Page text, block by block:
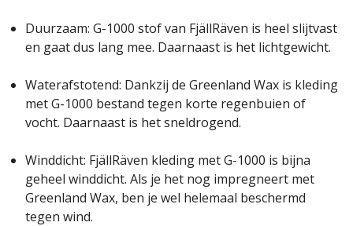
Duurzaam: G-1000 stof van FjällRäven is heel slijtvast
en gaat dus lang mee. Daarnaast is het lichtgewicht.
Waterafstotend: Dankzij de Greenland Wax is kleding
met G-1000 bestand tegen korte regenbuien of
vocht. Daarnaast is het sneldrogend.
Winddicht: FjällRäven kleding met G-1000 is bijna
geheel winddicht. Als je het nog impregneert met
Greenland Wax, ben je wel helemaal beschermd
tegen wind.